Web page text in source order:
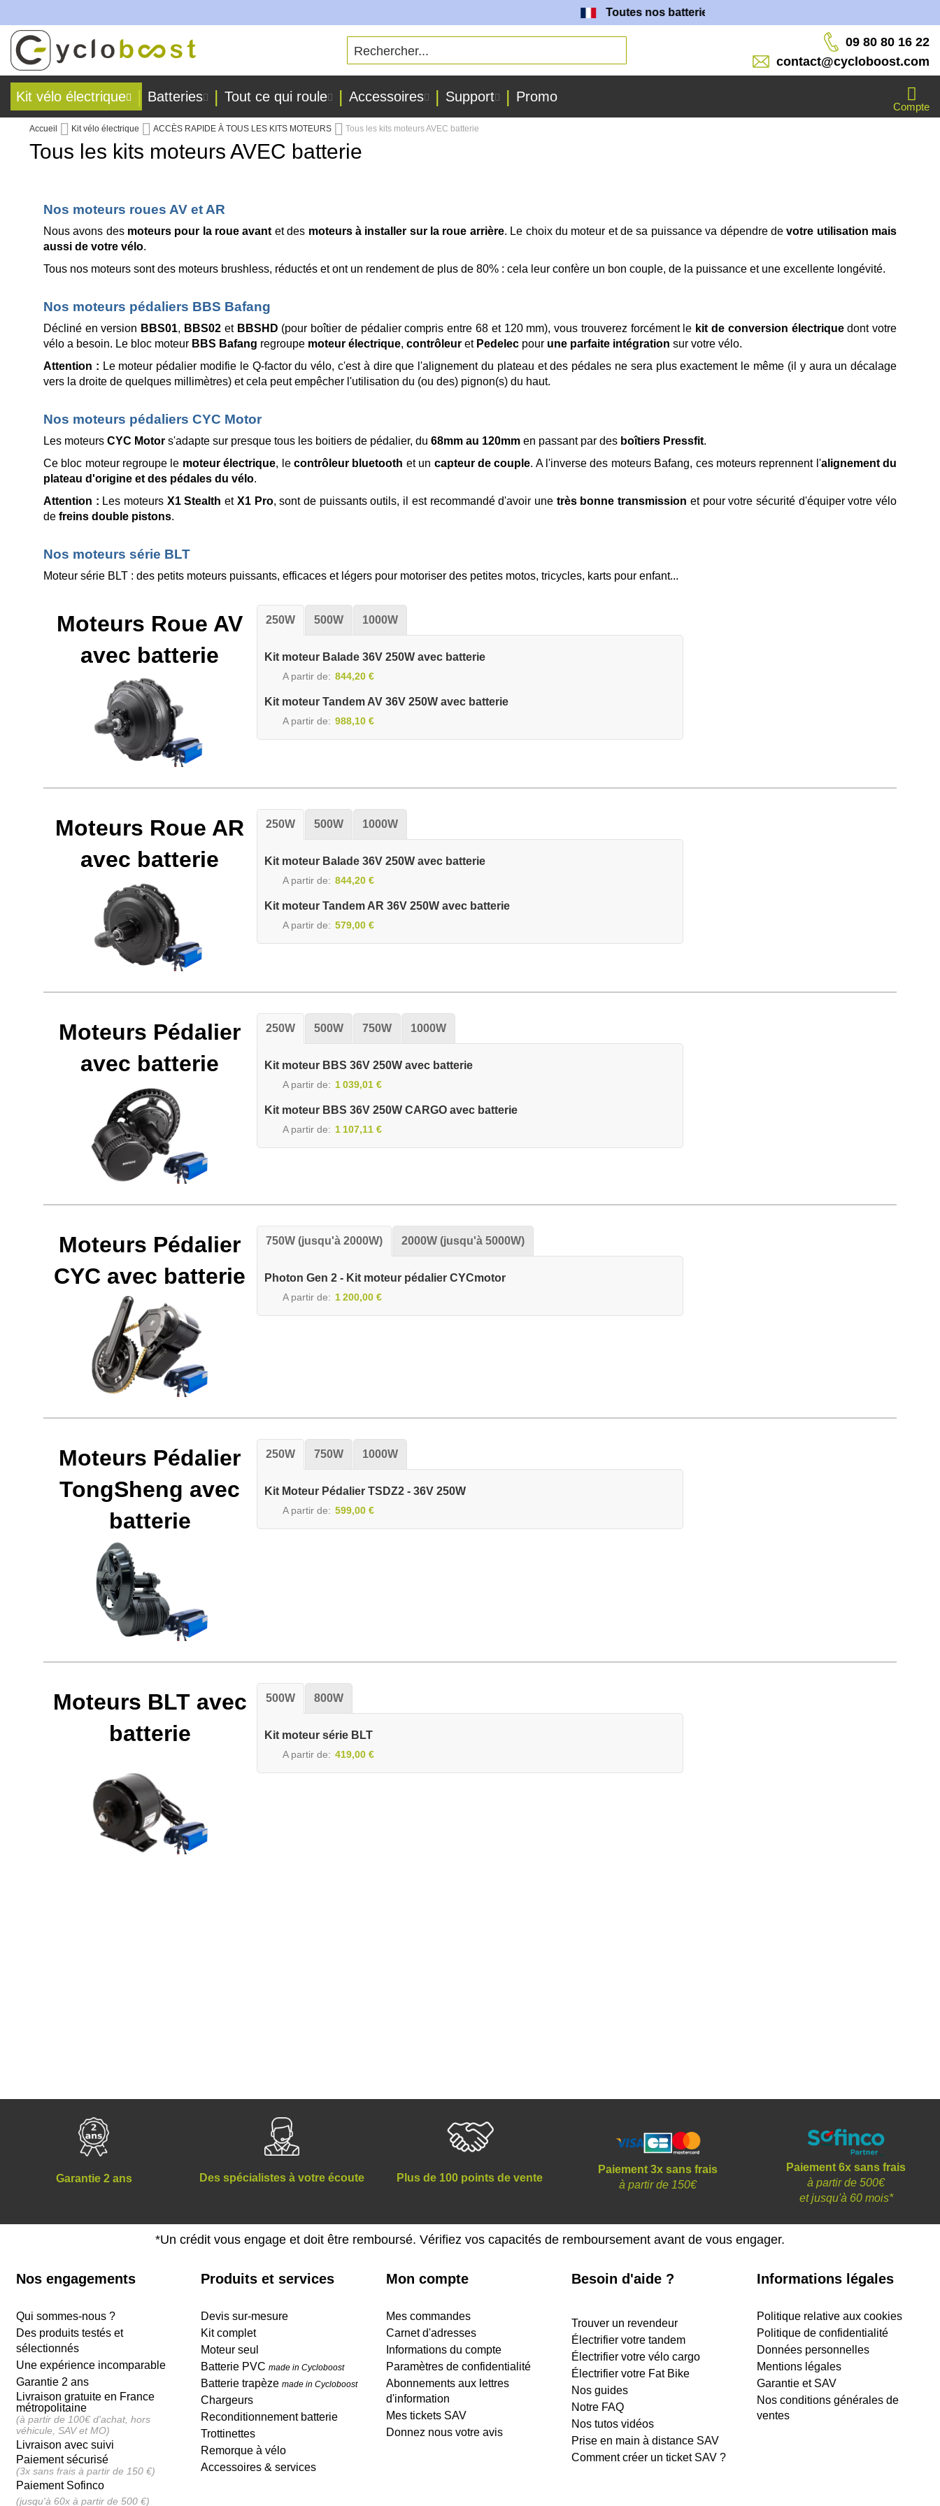
Toutes nos batteries sont fabriquées dans nos ateliers !
Allez
au
contenu
09 80 80 16 22
contact@cycloboost.com
Compte
Kit vélo électrique Batteries Tout ce qui roule Accessoires Support Promo
Accueil Kit vélo électrique ACCÈS RAPIDE À TOUS LES KITS MOTEURS Tous les kits moteurs AVEC batterie
Tous les kits moteurs AVEC batterie
Nos moteurs roues AV et AR
Nous avons des moteurs pour la roue avant et des moteurs à installer sur la roue arrière. Le choix du moteur et de sa puissance va dépendre de votre utilisation mais
aussi de votre vélo.
Tous nos moteurs sont des moteurs brushless, réductés et ont un rendement de plus de 80% : cela leur confère un bon couple, de la puissance et une excellente longévité.
Nos moteurs pédaliers BBS Bafang
Décliné en version BBS01, BBS02 et BBSHD (pour boîtier de pédalier compris entre 68 et 120 mm), vous trouverez forcément le kit de conversion électrique dont votre
vélo a besoin. Le bloc moteur BBS Bafang regroupe moteur électrique, contrôleuret Pedelecpour une parfaite intégration sur votre vélo.
Attention : Le moteur pédalier modifie le Q-factor du vélo, c'est à dire que l'alignement du plateau et des pédales ne sera plus exactement le même (il y aura un décalage
vers la droite de quelques millimètres) et cela peut empêcher l'utilisation du (ou des) pignon(s) du haut.
Nos moteurs pédaliers CYC Motor
Les moteurs CYC Motors'adapte sur presque tous les boitiers de pédalier, du 68mm au 120mmen passant par des boîtiers Pressfit.
Ce bloc moteur regroupe le moteur électrique, le contrôleur bluetooth et un capteur de couple. A l'inverse des moteurs Bafang, ces moteurs reprennent l'alignement du
plateau d'origine et des pédales du vélo.
Attention : Les moteurs X1 Stealth et X1 Pro, sont de puissants outils, il est recommandé d'avoir une très bonne transmission et pour votre sécurité d'équiper votre vélo
de freins double pistons.
Nos moteurs série BLT
Moteur série BLT : des petits moteurs puissants, efficaces et légers pour motoriser des petites motos, tricycles, karts pour enfant...
Moteurs Roue AV
avec batterie
250W 500W 1000W
Kit moteur Balade 36V 250W avec batterie
A partir de 844,20 €
Kit moteur Tandem AV 36V 250W avec batterie
A partir de 988,10 €
Moteurs Roue AR
avec batterie
250W 500W 1000W
Kit moteur Balade 36V 250W avec batterie
A partir de 844,20 €
Kit moteur Tandem AR 36V 250W avec batterie
A partir de 579,00 €
Moteurs Pédalier
avec batterie
250W 500W 750W 1000W
Kit moteur BBS 36V 250W avec batterie
A partir de 1 039,01 €
Kit moteur BBS 36V 250W CARGO avec batterie
A partir de 1 107,11 €
Moteurs Pédalier
CYC avec batterie
750W (jusqu'à 2000W) 2000W (jusqu'à 5000W)
Photon Gen 2 - Kit moteur pédalier CYCmotor
A partir de 1 200,00 €
Moteurs Pédalier
TongSheng avec
batterie
250W 750W 1000W
Kit Moteur Pédalier TSDZ2 - 36V 250W
A partir de 599,00 €
Moteurs BLT avec
batterie
500W 800W
Kit moteur série BLT
A partir de 419,00 €
Garantie 2 ans Des spécialistes à votre écoute Plus de 100 points de vente
Paiement 3x sans frais
à partir de 150€
Paiement 6x sans frais
à partir de 500€
etjusqu'à 60 mois*
*Un crédit vous engage et doit être remboursé. Vérifiez vos capacités de remboursement avant de vous engager.
Nos engagements
Qui sommes-nous ?
Des produits testés et
sélectionnés
Une expérience incomparable
Garantie 2 ans
Livraison gratuite en France
métropolitaine
(à partir de 100€ d'achat, hors
véhicule, SAV et MO)
Livraison avec suivi
Paiement sécurisé
(3x sans frais à partir de 150 €)
Paiement Sofinco
(jusqu'à 60x à partir de 500 €)
Produits et services
Devis sur-mesure
Kit complet
Moteur seul
Batterie PVCmade in Cycloboost
Batterie trapèzemade in Cycloboost
Chargeurs
Reconditionnement batterie
Trottinettes
Remorque à vélo
Accessoires & services
Mon compte
Mes commandes
Carnet d'adresses
Informations du compte
Paramètres de confidentialité
Abonnements aux lettres
d'information
Mes tickets SAV
Donnez nous votre avis
Besoin d'aide ?
Trouver un revendeur
Électrifier votre tandem
Électrifier votre vélo cargo
Électrifier votre Fat Bike
Nos guides
Notre FAQ
Nos tutos vidéos
Prise en main à distance SAV
Comment créer un ticket SAV ?
Informations légales
Politique relative aux cookies
Politique de confidentialité
Données personnelles
Mentions légales
Garantie et SAV
Nos conditions générales de
ventes